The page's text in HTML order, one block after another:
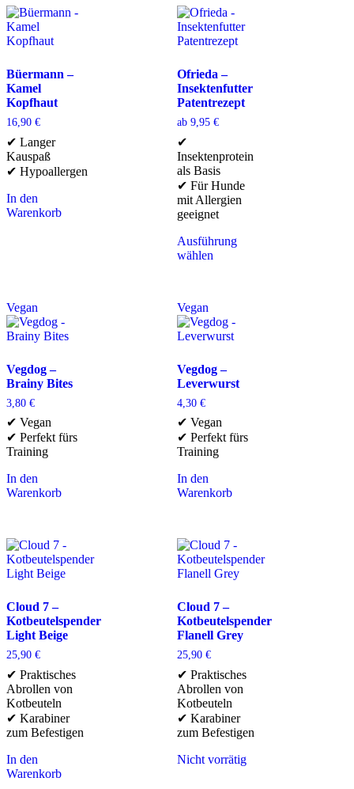
Büermann –
Kamel
Kopfhaut
16,90 €
✔ Langer
Kauspaß
✔ Hypoallergen
In den
Warenkorb
Ofrieda –
Insektenfutter
Patentrezept
ab 9,95 €
✔
Insektenprotein
als Basis
✔ Für Hunde
mit Allergien
geeignet
Ausführung
wählen
Vegan
Vegdog –
Brainy Bites
3,80 €
✔ Vegan
✔ Perfekt fürs
Training
In den
Warenkorb
Vegan
Vegdog –
Leverwurst
4,30 €
✔ Vegan
✔ Perfekt fürs
Training
In den
Warenkorb
Cloud 7 –
Kotbeutelspender
Light Beige
25,90 €
✔ Praktisches
Abrollen von
Kotbeuteln
✔ Karabiner
zum Befestigen
In den
Warenkorb
Cloud 7 –
Kotbeutelspender
Flanell Grey
25,90 €
✔ Praktisches
Abrollen von
Kotbeuteln
✔ Karabiner
zum Befestigen
Nicht vorrätig